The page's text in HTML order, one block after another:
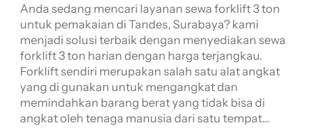
Anda sedang mencari layanan sewa forklift 3 ton
untuk pemakaian di Tandes, Surabaya? kami
menjadi solusi terbaik dengan menyediakan sewa
forklift 3 ton harian dengan harga terjangkau.
Forklift sendiri merupakan salah satu alat angkat
yang di gunakan untuk mengangkat dan
memindahkan barang berat yang tidak bisa di
angkat oleh tenaga manusia dari satu tempat…